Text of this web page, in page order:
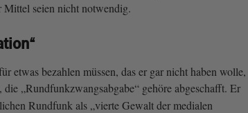
seien nicht notwendig.
etwas bezahlen müssen, das er gar nicht haben wolle,
, die „Rundfunkzwangsabgabe“ gehöre abgeschafft. Er
Rundfunk als „vierte Gewalt der medialen